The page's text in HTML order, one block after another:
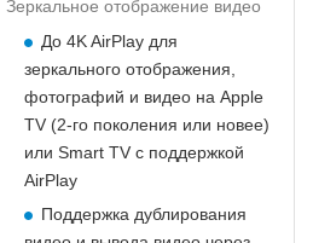
Зеркальное отображение видео
До 4K AirPlay для
зеркального отображения,
фотографий и видео на Apple
TV (2-го поколения или новее)
или Smart TV с поддержкой
AirPlay
Поддержка дублирования